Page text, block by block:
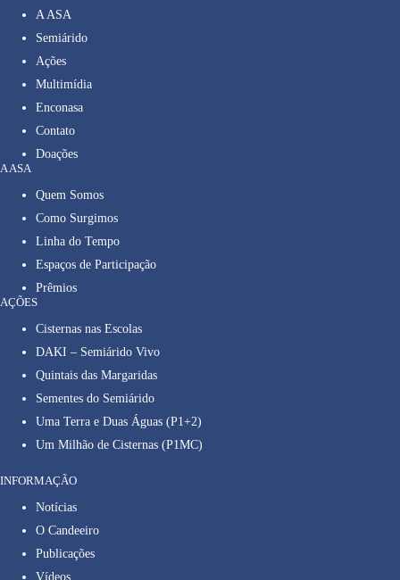
A ASA
Semiárido
Ações
Multimídia
Enconasa
Contato
Doações
A ASA
Quem Somos
Como Surgimos
Linha do Tempo
Espaços de Participação
Prêmios
AÇÕES
Cisternas nas Escolas
DAKI – Semiárido Vivo
Quintais das Margaridas
Sementes do Semiárido
Uma Terra e Duas Águas (P1+2)
Um Milhão de Cisternas (P1MC)
INFORMAÇÃO
Notícias
O Candeeiro
Publicações
Vídeos